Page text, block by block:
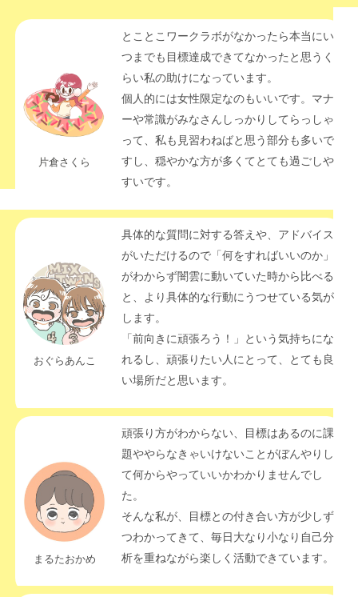
片倉さくら
とことこワークラボがなかったら本当にい
つまでも目標達成できてなかったと思うく
らい私の助けになっています。
個人的には女性限定なのもいいです。マナ
ーや常識がみなさんしっかりしてらっしゃ
って、私も見習わねばと思う部分も多いで
すし、穏やかな方が多くてとても過ごしや
すいです。
おぐらあんこ
具体的な質問に対する答えや、アドバイス
がいただけるので「何をすればいいのか」
がわからず闇雲に動いていた時から比べる
と、より具体的な行動にうつせている気が
します。
「前向きに頑張ろう！」という気持ちにな
れるし、頑張りたい人にとって、とても良
い場所だと思います。
まるたおかめ
頑張り方がわからない、目標はあるのに課
題ややらなきゃいけないことがぼんやりし
て何からやっていいかわかりませんでし
た。
そんな私が、目標との付き合い方が少しず
つわかってきて、毎日大なり小なり自己分
析を重ねながら楽しく活動できています。